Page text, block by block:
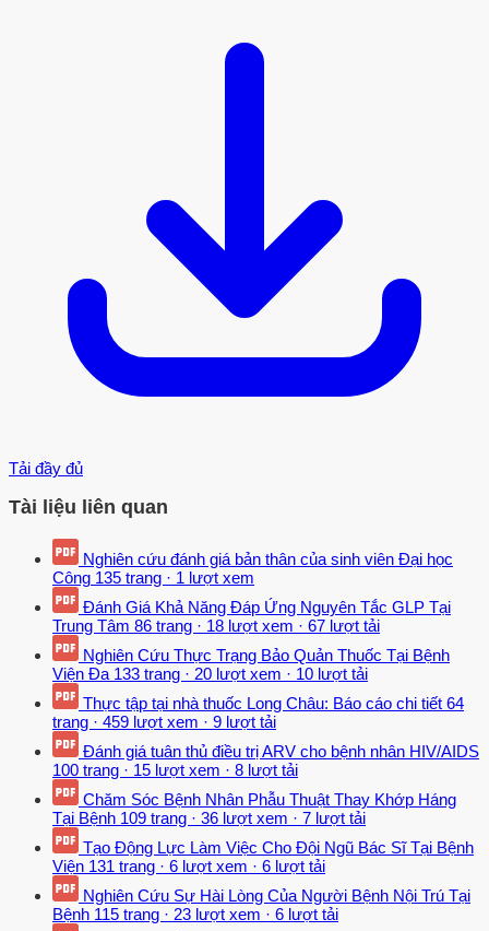
Tải đầy đủ
Tài liệu liên quan
Nghiên cứu đánh giá bản thân của sinh viên Đại học
Công 135 trang · 1 lượt xem
Đánh Giá Khả Năng Đáp Ứng Nguyên Tắc GLP Tại
Trung Tâm 86 trang · 18 lượt xem · 67 lượt tải
Nghiên Cứu Thực Trạng Bảo Quản Thuốc Tại Bệnh
Viện Đa 133 trang · 20 lượt xem · 10 lượt tải
Thực tập tại nhà thuốc Long Châu: Báo cáo chi tiết 64
trang · 459 lượt xem · 9 lượt tải
Đánh giá tuân thủ điều trị ARV cho bệnh nhân HIV/AIDS
100 trang · 15 lượt xem · 8 lượt tải
Chăm Sóc Bệnh Nhân Phẫu Thuật Thay Khớp Háng
Tại Bệnh 109 trang · 36 lượt xem · 7 lượt tải
Tạo Động Lực Làm Việc Cho Đội Ngũ Bác Sĩ Tại Bệnh
Viện 131 trang · 6 lượt xem · 6 lượt tải
Nghiên Cứu Sự Hài Lòng Của Người Bệnh Nội Trú Tại
Bệnh 115 trang · 23 lượt xem · 6 lượt tải